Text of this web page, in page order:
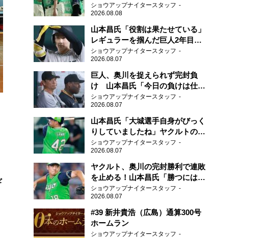
方も毎日応援してくれています」
ショウアップナイタースタッフ
2026.08.08
山本昌氏「役割は果たせている」
レギュラーを掴んだ巨人2年目の
新人王候補
ショウアップナイタースタッフ
2026.08.07
巨人、奥川を捉えられず完封負
け 山本昌氏「今日の負けは仕方
がない」
ショウアップナイタースタッフ
2026.08.07
山本昌氏「大城選手自身がびっく
りしていましたね」ヤクルトのフ
ァースト・澤井の判断を評価
ショウアップナイタースタッフ
2026.08.07
ヤクルト、奥川の完封勝利で連敗
を止める！山本昌氏「勝つにはこ
ういう形しかない」
ショウアップナイタースタッフ
2026.08.07
#39 新井貴浩（広島）通算300号
ホームラン
ショウアップナイタースタッフ